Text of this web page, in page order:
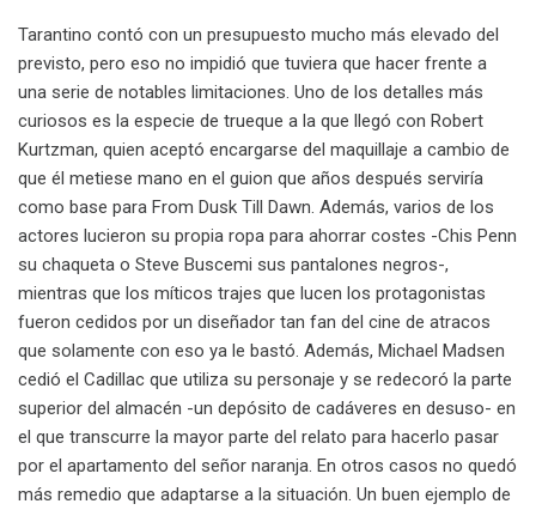
Tarantino contó con un presupuesto mucho más elevado del
previsto, pero eso no impidió que tuviera que hacer frente a
una serie de notables limitaciones. Uno de los detalles más
curiosos es la especie de trueque a la que llegó con Robert
Kurtzman, quien aceptó encargarse del maquillaje a cambio de
que él metiese mano en el guion que años después serviría
como base para From Dusk Till Dawn. Además, varios de los
actores lucieron su propia ropa para ahorrar costes -Chis Penn
su chaqueta o Steve Buscemi sus pantalones negros-,
mientras que los míticos trajes que lucen los protagonistas
fueron cedidos por un diseñador tan fan del cine de atracos
que solamente con eso ya le bastó. Además, Michael Madsen
cedió el Cadillac que utiliza su personaje y se redecoró la parte
superior del almacén -un depósito de cadáveres en desuso- en
el que transcurre la mayor parte del relato para hacerlo pasar
por el apartamento del señor naranja. En otros casos no quedó
más remedio que adaptarse a la situación. Un buen ejemplo de